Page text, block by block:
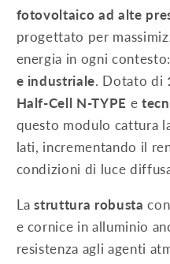
fotovoltaico ad alte
progettato per
energia in ogni contesto:
e industriale. Dotato di
Half-Cell N-TYPE e
questo modulo cattura
lati, incrementando il
condizioni di luce
Lastruttura robusta
e cornice in alluminio
resistenza agli agenti